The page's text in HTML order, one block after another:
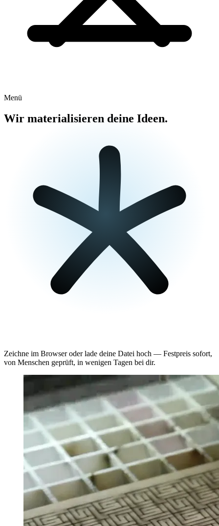
Menü
Wir materialisieren deine Ideen.
Zeichne im Browser oder lade deine Datei hoch — Festpreis sofort,
von Menschen geprüft, in wenigen Tagen bei dir.